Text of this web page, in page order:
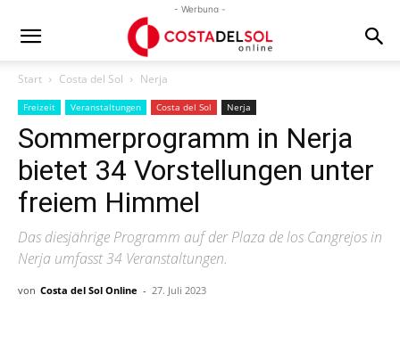
- Werbung -
Start Costa del Sol Nerja
Freizeit Veranstaltungen Costa del Sol Nerja
Sommerprogramm in Nerja
bietet 34 Vorstellungen unter
freiem Himmel
Das diesjährige Programm auf der Plaza de los Cangrejos in
Nerja umfasst 34 Veranstaltungen.
von Costa del Sol Online - 27. Juli 2023